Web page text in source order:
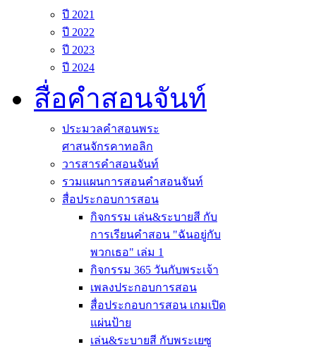
ปี 2021
ปี 2022
ปี 2023
ปี 2024
สื่อคำสอนจันท์
ประมวลคำสอนพระ
ศาสนจักรคาทอลิก
วารสารคำสอนจันท์
รวมแผนการสอนคำสอนจันท์
สื่อประกอบการสอน
กิจกรรม เล่น&ระบายสี กับ
การเรียนคำสอน "ฉันอยู่กับ
พวกเธอ" เล่ม 1
กิจกรรม 365 วันกับพระเจ้า
เพลงประกอบการสอน
สื่อประกอบการสอน เกมเปิด
แผ่นป้าย
เล่น&ระบายสี กับพระเยซู